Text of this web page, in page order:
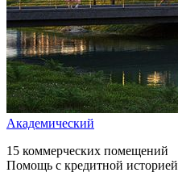
Академический
15 коммерческих помещений
Помощь с кредитной историей